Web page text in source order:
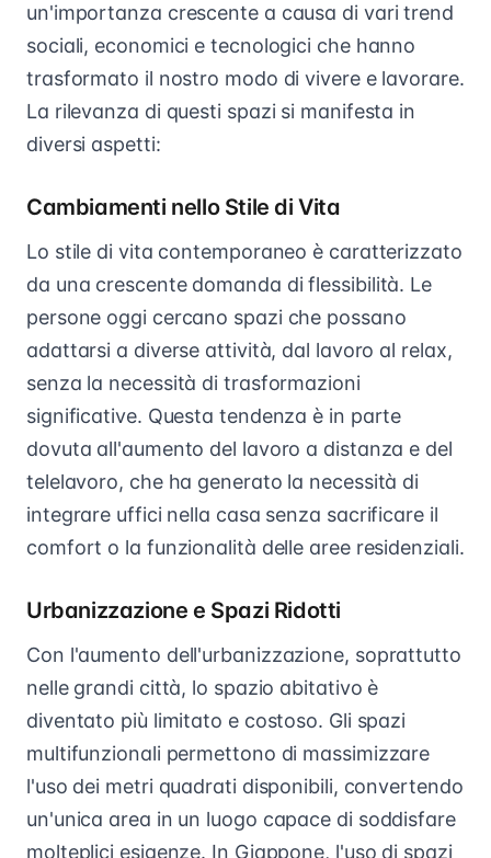
un'importanza crescente a causa di vari trend
sociali, economici e tecnologici che hanno
trasformato il nostro modo di vivere e lavorare.
La rilevanza di questi spazi si manifesta in
diversi aspetti:
Cambiamenti nello Stile di Vita
Lo stile di vita contemporaneo è caratterizzato
da una crescente domanda di flessibilità. Le
persone oggi cercano spazi che possano
adattarsi a diverse attività, dal lavoro al relax,
senza la necessità di trasformazioni
significative. Questa tendenza è in parte
dovuta all'aumento del lavoro a distanza e del
telelavoro, che ha generato la necessità di
integrare uffici nella casa senza sacrificare il
comfort o la funzionalità delle aree residenziali.
Urbanizzazione e Spazi Ridotti
Con l'aumento dell'urbanizzazione, soprattutto
nelle grandi città, lo spazio abitativo è
diventato più limitato e costoso. Gli spazi
multifunzionali permettono di massimizzare
l'uso dei metri quadrati disponibili, convertendo
un'unica area in un luogo capace di soddisfare
molteplici esigenze. In Giappone, l'uso di spazi